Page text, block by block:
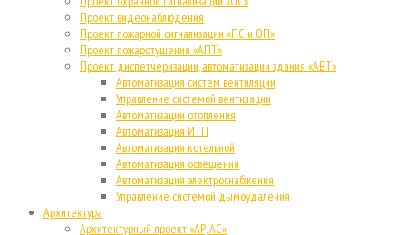
Проект видеонаблюдения
Проект пожарной сигнализации «ПС и ОП»
Проект пожаротушения «АПТ»
Проект диспетчеризации, автоматизации здания «АВТ»
Автоматизация систем вентиляции
Управление системой вентиляции
Автоматизации отопления
Автоматизация ИТП
Автоматизация котельной
Автоматизация освещения
Автоматизация электроснабжения
Управление системой дымоудаления
Архитектура
Архитектурный проект «АР, АС»